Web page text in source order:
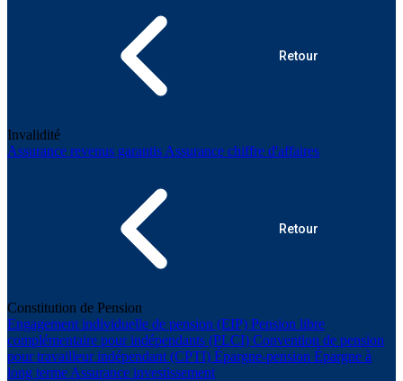
Retour
Invalidité
Assurance revenus garantis Assurance chiffre d'affaires
Retour
Constitution de Pension
Engagement individuelle de pension (EIP) Pension libre
complémentaire pour indépendants (PLCI) Convention de pension
pour travailleur indépendant (CPTI) Épargne-pension Épargne à
long terme Assurance investissement